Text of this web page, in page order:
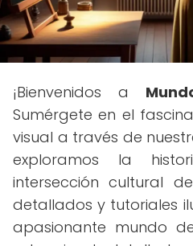
¡Bienvenidos a
Sumérgete en el
visual a través de
exploramos la
intersección cultural
detallados y tutoriales
apasionante mundo